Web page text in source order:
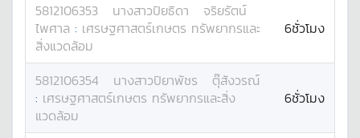
5812106353 นางสาวปิยธิดา
จริยรัตน์
ไพศาล : เศรษฐศาสตร์เกษตร ทรัพยากรและ
สิ่งแวดล้อม
6ชั่วโมง
5812106354 นางสาวปิยาพัชร
ตุ๊สังวรณ์
: เศรษฐศาสตร์เกษตร ทรัพยากรและสิ่ง
แวดล้อม
6ชั่วโมง